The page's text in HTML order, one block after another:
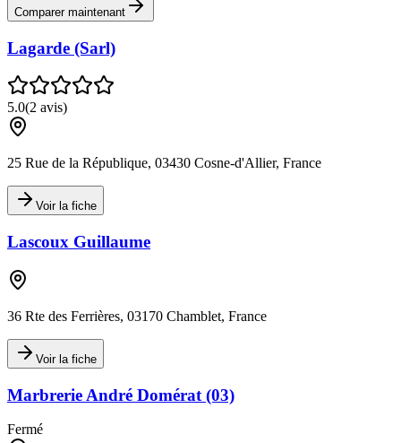
Comparer maintenant
Lagarde (Sarl)
5.0(2 avis)
25 Rue de la République, 03430 Cosne-d'Allier, France
Voir la fiche
Lascoux Guillaume
36 Rte des Ferrières, 03170 Chamblet, France
Voir la fiche
Marbrerie André Domérat (03)
Fermé